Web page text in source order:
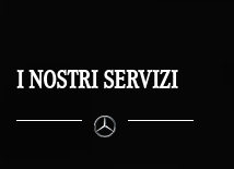
I NOSTRI SERVIZI